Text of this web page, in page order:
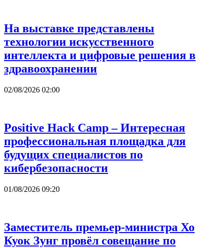
На выставке представлены
технологии искусственного
интеллекта и цифровые решения в
здравоохранении
02/08/2026 02:00
Positive Hack Camp – Интересная
профессиональная площадка для
будущих специалистов по
кибербезопасности
01/08/2026 09:20
Заместитель премьер-министра Хо
Куок Зунг провёл совещание по